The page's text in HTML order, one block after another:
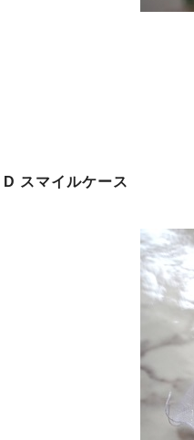
D スマイルケース